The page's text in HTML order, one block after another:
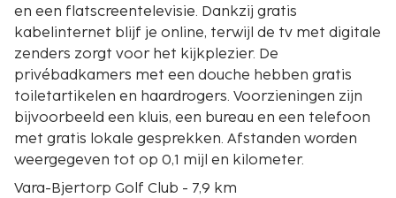
en een flatscreentelevisie. Dankzij gratis
kabelinternet blijf je online, terwijl de tv met digitale
zenders zorgt voor het kijkplezier. De
privébadkamers met een douche hebben gratis
toiletartikelen en haardrogers. Voorzieningen zijn
bijvoorbeeld een kluis, een bureau en een telefoon
met gratis lokale gesprekken. Afstanden worden
weergegeven tot op 0,1 mijl en kilometer.
Vara-Bjertorp Golf Club - 7,9 km